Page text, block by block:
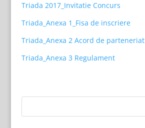
Triada 2017_Invitatie Concurs
Triada_Anexa 1_Fisa de inscriere
Triada_Anexa 2 Acord de parteneriat
Triada_Anexa 3 Regulament